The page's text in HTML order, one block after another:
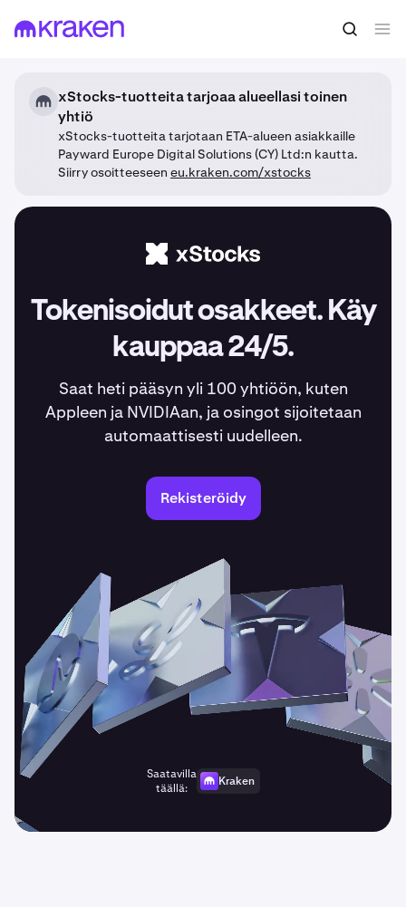
xStocks-tuotteita tarjoaa alueellasi toinen
yhtiö
xStocks-tuotteita tarjotaan ETA-alueen asiakkaille
Payward Europe Digital Solutions (CY) Ltd:n kautta.
Siirry osoitteeseen eu.kraken.com/xstocks
Tokenisoidut osakkeet. Käy
kauppaa 24/5.
Saat heti pääsyn yli 100 yhtiöön, kuten
Appleen ja NVIDIAan, ja osingot sijoitetaan
automaattisesti uudelleen.
Rekisteröidy
Saatavilla
täällä:
Kraken